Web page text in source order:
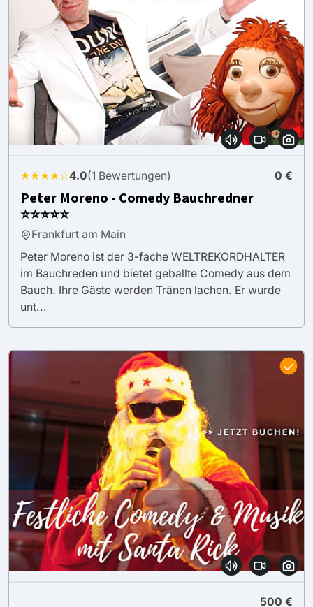
★★★★☆4.0(1 Bewertungen) 0 €
Peter Moreno - Comedy Bauchredner
⭐⭐⭐⭐⭐
Frankfurt am Main
Peter Moreno ist der 3-fache WELTREKORDHALTER
im Bauchreden und bietet geballte Comedy aus dem
Bauch. Ihre Gäste werden Tränen lachen. Er wurde
unt...
500 €